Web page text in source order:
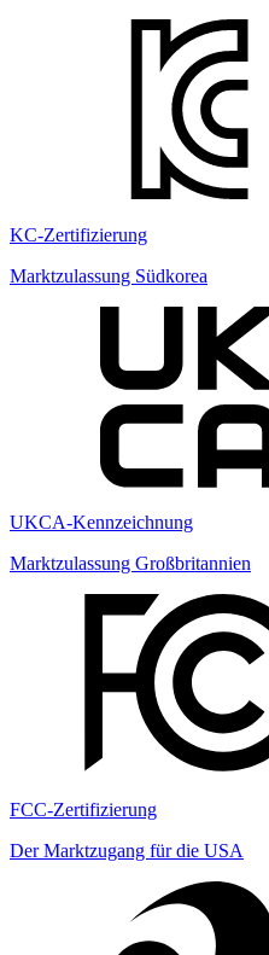
KC-Zertifizierung
Marktzulassung Südkorea
UKCA-Kennzeichnung
Marktzulassung Großbritannien
FCC-Zertifizierung
Der Marktzugang für die USA